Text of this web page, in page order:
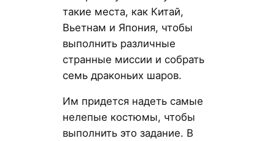
такие места, как Китай,
Вьетнам и Япония, чтобы
выполнить различные
странные миссии и собрать
семь драконьих шаров.
Им придется надеть самые
нелепые костюмы, чтобы
выполнить это задание. В